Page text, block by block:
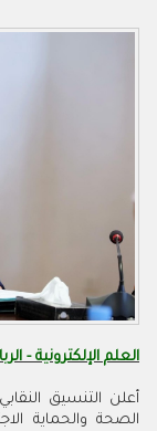
العلم الإلكترونية -
أعلن التنسيق
الصحة والحماية